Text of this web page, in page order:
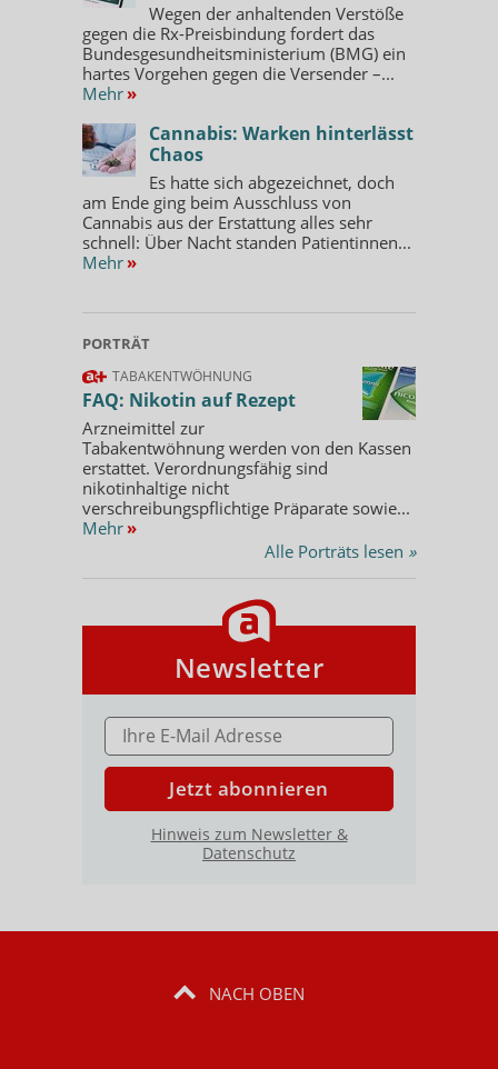
Wegen der anhaltenden Verstöße
gegen die Rx-Preisbindung fordert das
Bundesgesundheitsministerium (BMG) ein
hartes Vorgehen gegen die Versender –...
Mehr »
Cannabis: Warken hinterlässt
Chaos
Es hatte sich abgezeichnet, doch
am Ende ging beim Ausschluss von
Cannabis aus der Erstattung alles sehr
schnell: Über Nacht standen Patientinnen...
Mehr »
PORTRÄT
TABAKENTWÖHNUNG
FAQ: Nikotin auf Rezept
Arzneimittel zur
Tabakentwöhnung werden von den Kassen
erstattet. Verordnungsfähig sind
nikotinhaltige nicht
verschreibungspflichtige Präparate sowie...
Mehr »
Alle Porträts lesen »
Newsletter
E-MAIL ADRESSE
Jetzt abonnieren
Hinweis zum Newsletter &
Datenschutz
NACH OBEN